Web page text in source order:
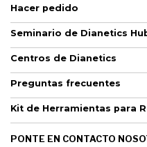
Hacer pedido
Seminario de Dianetics
Centros de Dianetics
Preguntas frecuentes
Kit de Herramientas para
PONTE EN CONTACTO